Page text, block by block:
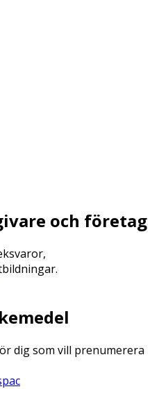
och företag
dig som vill prenumerera